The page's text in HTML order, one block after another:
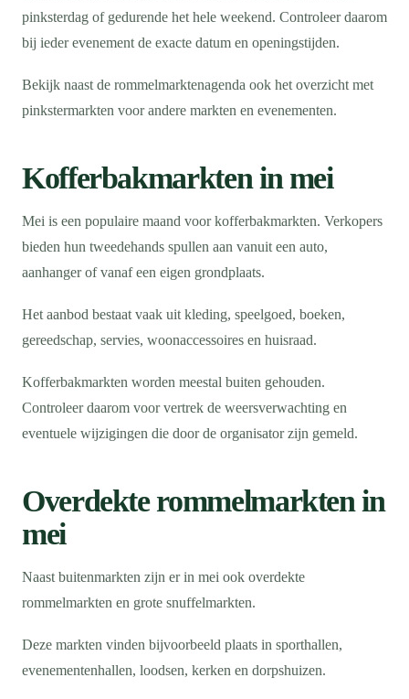
pinksterdag of gedurende het hele weekend. Controleer daarom
bij ieder evenement de exacte datum en openingstijden.
Bekijk naast de rommelmarktenagenda ook het overzicht met
pinkstermarkten voor andere markten en evenementen.
Kofferbakmarkten in mei
Mei is een populaire maand voor kofferbakmarkten. Verkopers
bieden hun tweedehands spullen aan vanuit een auto,
aanhanger of vanaf een eigen grondplaats.
Het aanbod bestaat vaak uit kleding, speelgoed, boeken,
gereedschap, servies, woonaccessoires en huisraad.
Kofferbakmarkten worden meestal buiten gehouden.
Controleer daarom voor vertrek de weersverwachting en
eventuele wijzigingen die door de organisator zijn gemeld.
Overdekte rommelmarkten in
mei
Naast buitenmarkten zijn er in mei ook overdekte
rommelmarkten en grote snuffelmarkten.
Deze markten vinden bijvoorbeeld plaats in sporthallen,
evenementenhallen, loodsen, kerken en dorpshuizen.